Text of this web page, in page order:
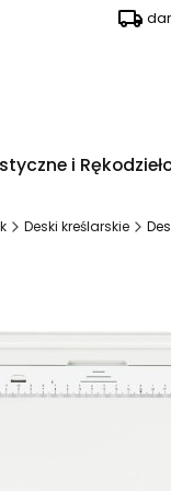
i
Deski kreślarskie